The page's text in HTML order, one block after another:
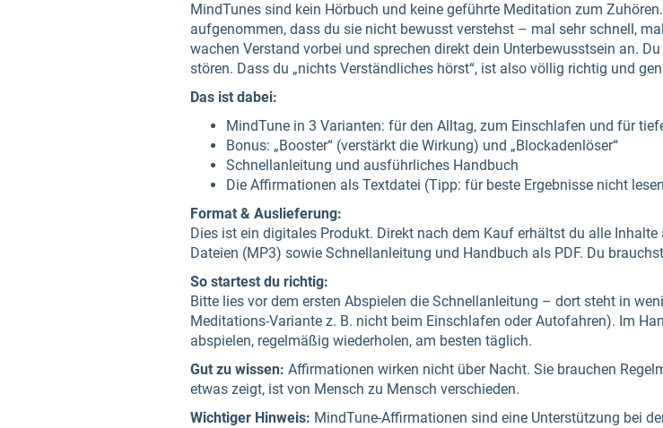
MindTunes sind kein Hörbuch und keine geführte Meditation zum
aufgenommen, dass du sie nicht bewusst verstehst – mal sehr schnell,
wachen Verstand vorbei und sprechen direkt dein Unterbewusstsein an.
stören. Dass du „nichts Verständliches hörst“, ist also völlig richtig und
Das ist dabei:
MindTune in 3 Varianten: für den Alltag, zum Einschlafen und für
Bonus: „Booster“ (verstärkt die Wirkung) und „Blockadenlöser“
Schnellanleitung und ausführliches Handbuch
Die Affirmationen als Textdatei (Tipp: für beste Ergebnisse nicht
Format & Auslieferung:
Dies ist ein digitales Produkt. Direkt nach dem Kauf erhältst du alle
Dateien (MP3) sowie Schnellanleitung und Handbuch als PDF. Du
So startest du richtig:
Bitte lies vor dem ersten Abspielen die Schnellanleitung – dort steht in
Meditations-Variante z. B. nicht beim Einschlafen oder Autofahren). Im
abspielen, regelmäßig wiederholen, am besten täglich.
Gut zu wissen: Affirmationen wirken nicht über Nacht. Sie brauchen
etwas zeigt, ist von Mensch zu Mensch verschieden.
Wichtiger Hinweis: MindTune-Affirmationen sind eine Unterstützung bei